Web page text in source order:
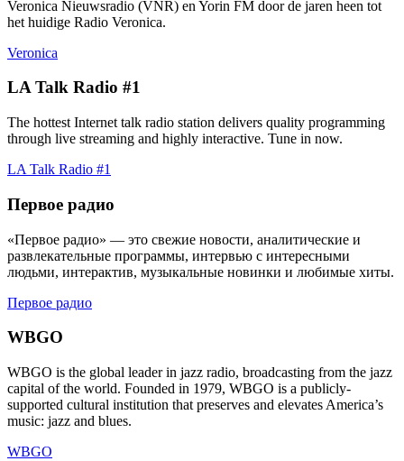
Veronica Nieuwsradio (VNR) en Yorin FM door de jaren heen tot
het huidige Radio Veronica.
Veronica
LA Talk Radio #1
The hottest Internet talk radio station delivers quality programming
through live streaming and highly interactive. Tune in now.
LA Talk Radio #1
Первое радио
«Первое радио» — это свежие новости, аналитические и
развлекательные программы, интервью с интересными
людьми, интерактив, музыкальные новинки и любимые хиты.
Первое радио
WBGO
WBGO is the global leader in jazz radio, broadcasting from the jazz
capital of the world. Founded in 1979, WBGO is a publicly-
supported cultural institution that preserves and elevates America’s
music: jazz and blues.
WBGO